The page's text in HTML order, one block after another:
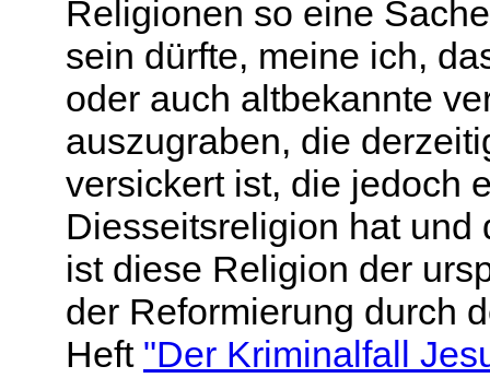
Religionen so eine
sein dürfte, meine ich,
oder auch altbekannte
auszugraben, die
versickert ist, die jedoch
Diesseitsreligion hat und
ist diese Religion der
der Reformierung durch
Heft "Der Kriminalfall